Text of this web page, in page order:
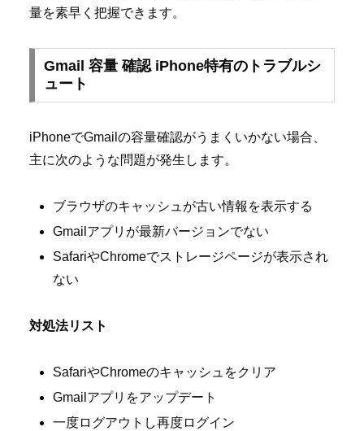
量を素早く把握できます。
Gmail 容量 確認 iPhone特有のトラブルシ
ュート
iPhoneでGmailの容量確認がうまくいかない場合、
主に次のような問題が発生します。
ブラウザのキャッシュが古い情報を表示する
Gmailアプリが最新バージョンでない
SafariやChromeでストレージページが表示され
ない
対処法リスト
SafariやChromeのキャッシュをクリア
Gmailアプリをアップデート
一度ログアウトし再度ログイン